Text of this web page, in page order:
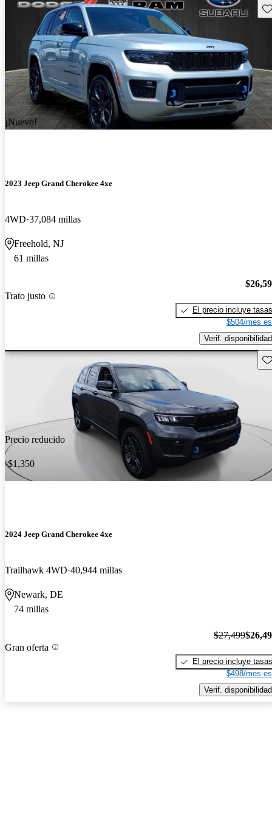
¡Nuevo!
2023 Jeep Grand Cherokee 4xe
4WD 37,084 millas
Freehold, NJ
61 millas
Trato justo
El precio incluye tasas
$504/mes
Verif. disponibilidad
Precio reducido
-$1,350
2024 Jeep Grand Cherokee 4xe
Trailhawk 4WD 40,944 millas
Newark, DE
74 millas
Gran oferta
$27,499
El precio incluye tasas
$498/mes
Verif. disponibilidad